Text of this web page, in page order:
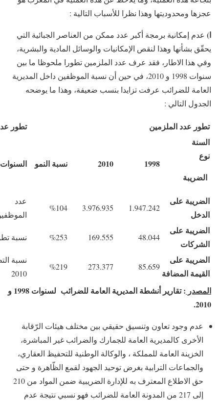
عجزها ومحدوديتها وهذا نظرا للأسباب التالية :
ا) عدم إمكانية برمجة أكبر عدد ممكن من العناصر الجبائية التي
يحقّق بشأنها وهذا لنقص الإمكانيات والوسائل المادية والبشرية،
وفي هذا الاطار، فقد عرف عدد الملزمين تطورا ملحوظا ما بين
سنوات 1998 و 2010، في حين أن نسبة الموظفين داخل المديرية
العامة للضرائب عرفت تزايدا بنسب ضعيفة، وهذا ما يوضحه
الجدول التالي :
تطور عدد الملزمين
تطور
السنة
نوع
الضريبة
1998
2010 نسبة النمو السنوات
الضريبة على
الدخل
1.947.242
3.976.935
%104
عدد
الضريبة على
الشركات
48.044
169.555
%253 نسبة
الضريبة على
القيمة المضافة
85.659
273.377
%219
2010
المصدر : تقارير أنشطة المديرية العامة للضرائب
لسنوات 1998 و
2010.
عدم وجود تعاون وتنسيق حقيقي بين مختلف هيئات الرّقابة
الأخرى كالمديرية العامة للجمارك والضرائب غير المباشرة،
الخزينة العامة للمملكة ، والوكالة الوطنية للتحفيظ العقاري،
والجماعات الترابية بغرض توحيد الجهود لقمع الظّاهرة و حتى
حق الاطلاع المعترف به للإدارة الضريبية ضمن المواد من 210
إلى 217 من المدونة العامة للضرائب فهو نسبي نتيجة عدم